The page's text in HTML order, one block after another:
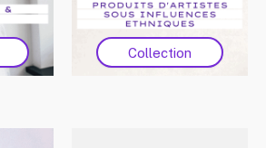
Collection